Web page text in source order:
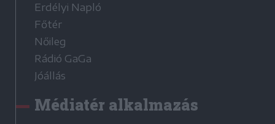
Erdélyi Napló
Főtér
Nőileg
Rádió GaGa
Jóállás
Médiatér alkalmazás